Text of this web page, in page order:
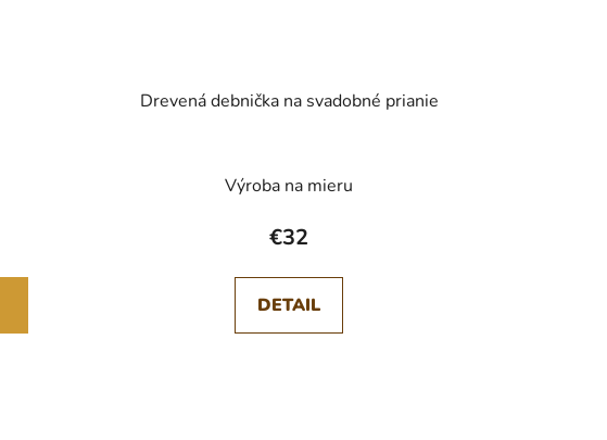
Drevená debnička na svadobné prianie
Výroba na mieru
€32
DETAIL